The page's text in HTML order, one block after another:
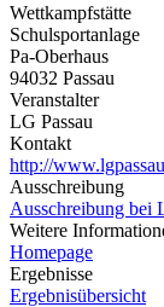
Wettkampfstätte
Schulsportanlage
Pa-Oberhaus
94032 Passau
Veranstalter
LG Passau
Kontakt
http://
Ausschreibung
Ausschreibung
Weitere
Homepage
Ergebnisse
Ergebnisübersicht